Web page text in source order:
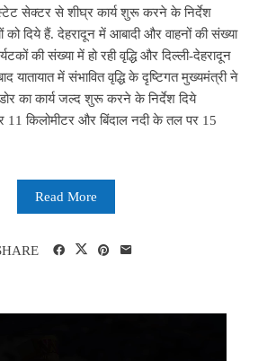
सेक्टर से शीघ्र कार्य शुरू करने के निर्देश
को दिये हैं. देहरादून में आबादी और वाहनों की संख्या
की संख्या में हो रही वृद्धि और दिल्ली-देहरादून
में संभावित वृद्धि के दृष्टिगत मुख्यमंत्री ने
का कार्य जल्द शुरू करने के निर्देश दिये
11 किलोमीटर और बिंदाल नदी के तल पर 15
Read More